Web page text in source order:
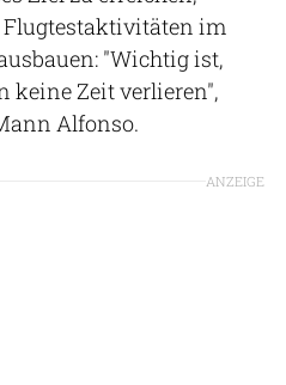
im
"Wichtig ist,
keine Zeit verlieren",
Alfonso.
ANZEIGE